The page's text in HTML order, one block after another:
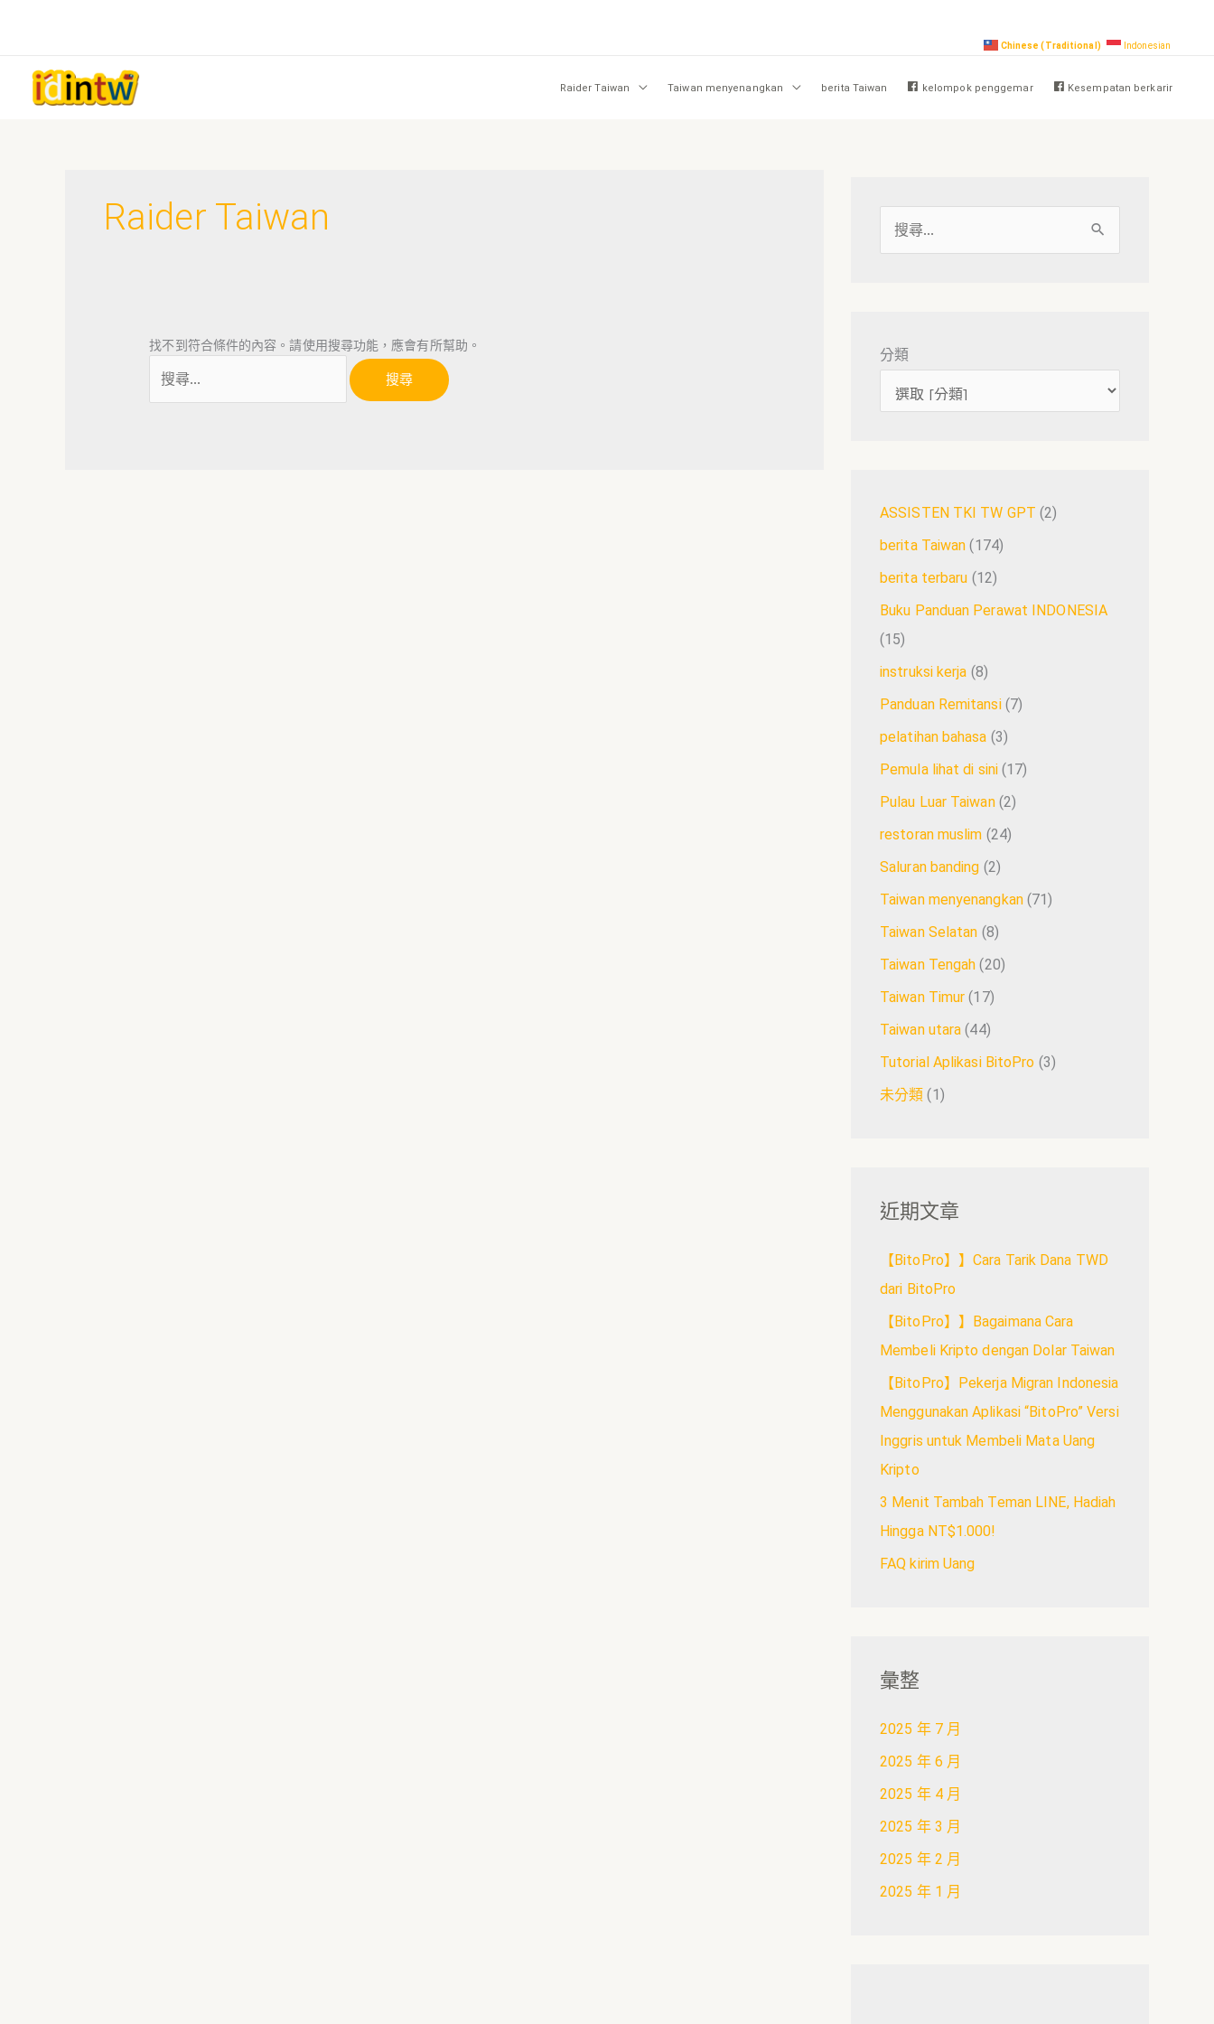
Chinese (Traditional) Indonesian
Raider Taiwan Taiwan menyenangkan berita Taiwan kelompok penggemar Kesempatan berkarir
Raider Taiwan
找不到符合條件的內容。請使用搜尋功能，應會有所幫助。
關
字
分類
ASSISTEN TKI TW GPT (2)
berita Taiwan (174)
berita terbaru (12)
Buku Panduan Perawat INDONESIA
(15)
instruksi kerja (8)
Panduan Remitansi(7)
pelatihan bahasa (3)
Pemula lihat di sini (17)
Pulau Luar Taiwan(2)
restoran muslim (24)
Saluran banding (2)
Taiwan menyenangkan(71)
Taiwan Selatan (8)
Taiwan Tengah (20)
Taiwan Timur (17)
Taiwan utara (44)
Tutorial Aplikasi BitoPro (3)
未分類 (1)
近期文章
【BitoPro】】Cara Tarik Dana TWD
dari BitoPro
【BitoPro】】Bagaimana Cara
Membeli Kripto dengan Dolar Taiwan
【BitoPro】Pekerja Migran Indonesia
Menggunakan Aplikasi “BitoPro” Versi
Inggris untuk Membeli Mata Uang
Kripto
3 Menit Tambah Teman LINE, Hadiah
Hingga NT$1.000!
FAQ kirim Uang
彙整
2025 年 7 月
2025 年 6 月
2025 年 4 月
2025 年 3 月
2025 年 2 月
2025 年 1 月